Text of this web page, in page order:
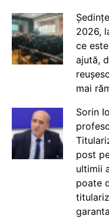
2026,
ce
ajută,
mai
Sorin
post
ultimii
poate